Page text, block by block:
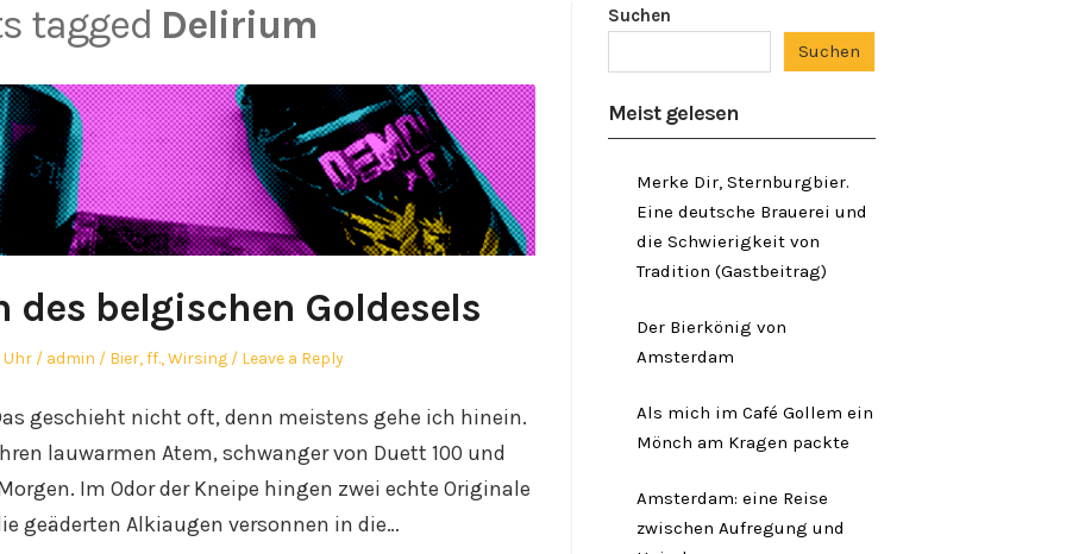
tagged Delirium
des belgischen Goldesels
Uhr Author
admin
Posted
Bier,ff.,Wirsing Leave a Reply
geschieht nicht oft, denn meistens gehe ich hinein.
lauwarmen Atem, schwanger von Duett 100 und
Im Odor der Kneipe hingen zwei echte Originale
geäderten Alkiaugen versonnen in die…
Suchen
Suchen
Meist gelesen
Merke Dir, Sternburgbier.
Eine deutsche Brauerei und
die Schwierigkeit von
Tradition (Gastbeitrag)
Der Bierkönig von
Amsterdam
Als mich im Café Gollem ein
Mönch am Kragen packte
Amsterdam: eine Reise
zwischen Aufregung und